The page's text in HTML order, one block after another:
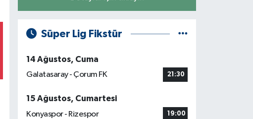
Süper Lig Fikstür
14 Ağustos, Cuma
Galatasaray - Çorum FK
21:30
15 Ağustos, Cumartesi
Konyaspor - Rizespor
19:00